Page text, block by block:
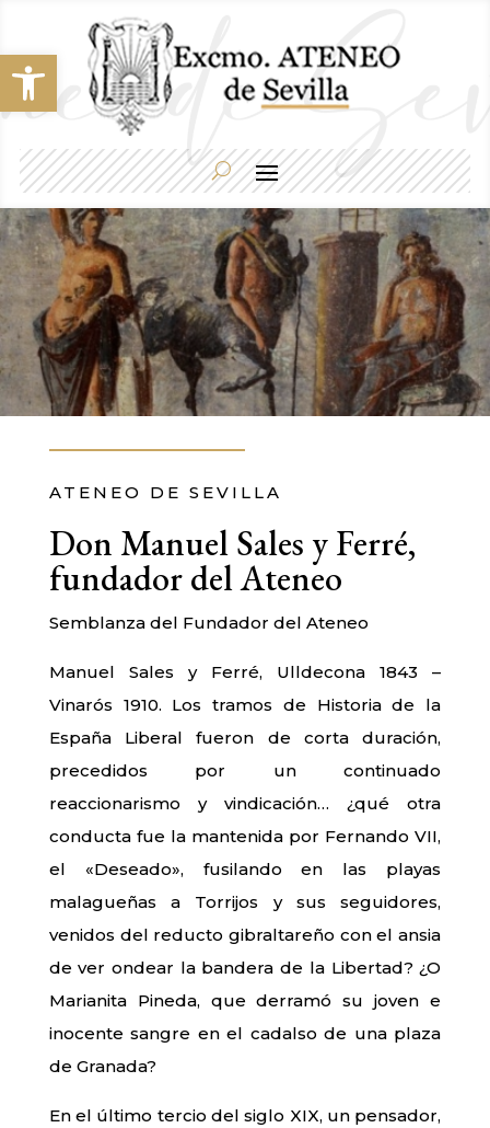
Abrir barra de herramientas
ATENEO DE SEVILLA
Don Manuel Sales y Ferré,
fundador del Ateneo
Semblanza del Fundador del Ateneo
Manuel Sales y Ferré, Ulldecona 1843 –
Vinarós 1910. Los tramos de Historia de la
España Liberal fueron de corta duración,
precedidos por un continuado
reaccionarismo y vindicación… ¿qué otra
conducta fue la mantenida por Fernando VII,
el «Deseado», fusilando en las playas
malagueñas a Torrijos y sus seguidores,
venidos del reducto gibraltareño con el ansia
de ver ondear la bandera de la Libertad? ¿O
Marianita Pineda, que derramó su joven e
inocente sangre en el cadalso de una plaza
de Granada?
En el último tercio del siglo XIX, un pensador,